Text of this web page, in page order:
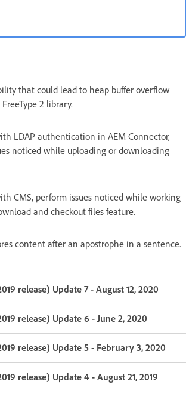
that could lead to heap buffer overflow
2 library.
LDAP authentication in AEM Connector,
noticed while uploading or downloading
CMS, perform issues noticed while working
and checkout files feature.
content after an apostrophe in a sentence.
release) Update 7 - August 12, 2020
release) Update 6 - June 2, 2020
release) Update 5 - February 3, 2020
release) Update 4 - August 21, 2019